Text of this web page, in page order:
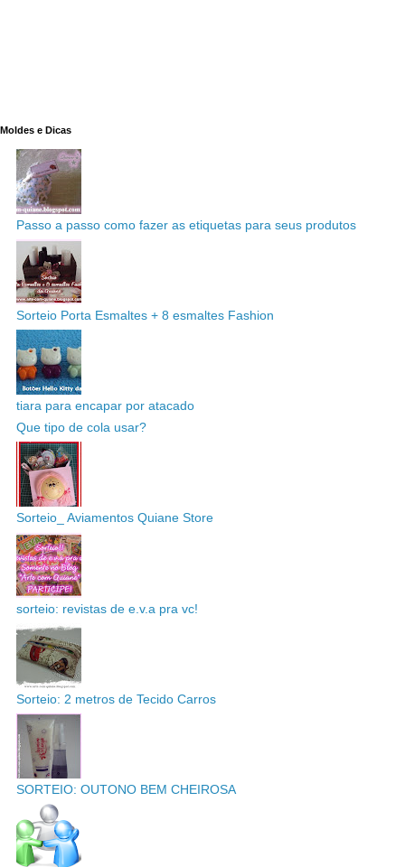
Moldes e Dicas
Passo a passo como fazer as etiquetas para seus produtos
Sorteio Porta Esmaltes + 8 esmaltes Fashion
tiara para encapar por atacado
Que tipo de cola usar?
Sorteio_ Aviamentos Quiane Store
sorteio: revistas de e.v.a pra vc!
Sorteio: 2 metros de Tecido Carros
SORTEIO: OUTONO BEM CHEIROSA